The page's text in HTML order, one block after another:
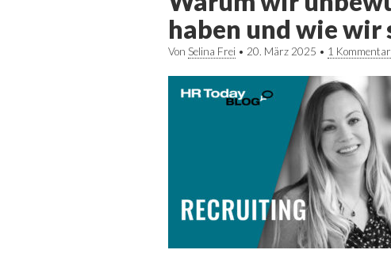
haben und wie wir
Von Selina Frei • 20. März 2025 • 1 Kommentar